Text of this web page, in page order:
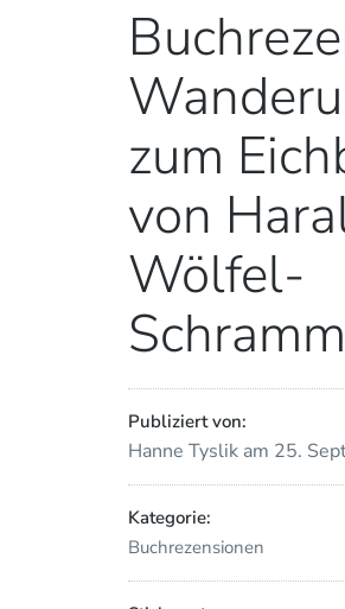
zum
von
Wölfel-
Schramm
Publiziert von:
Hanne Tyslik am 25.
Kategorie:
Buchrezensionen